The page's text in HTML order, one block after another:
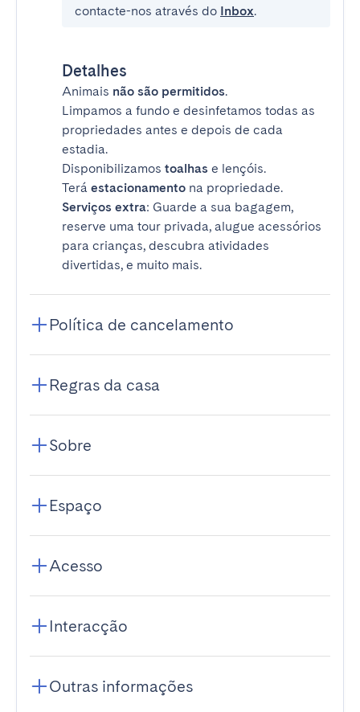
contacte-nos através do Inbox.
Detalhes
Animais não são permitidos.
Limpamos a fundo e desinfetamos todas as
propriedades antes e depois de cada
estadia.
Disponibilizamos toalhas e lençóis.
Terá estacionamento na propriedade.
Serviços extra: Guarde a sua bagagem,
reserve uma tour privada, alugue acessórios
para crianças, descubra atividades
divertidas, e muito mais.
Política de cancelamento
Regras da casa
Sobre
Espaço
Acesso
Interacção
Outras informações